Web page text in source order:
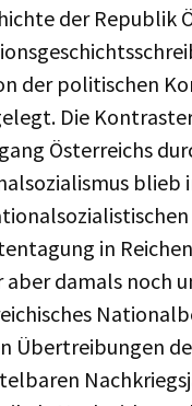
der Republik
der politischen
Die
Österreichs
blieb
in
aber damals noch
Übertreibungen